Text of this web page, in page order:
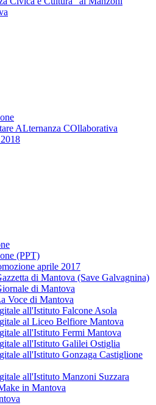
ALternanza COllaborativa
(PPT)
aprile 2017
di Mantova (Save Galvagnina)
di Mantova
Voce di Mantova
all'Istituto Falcone Asola
al Liceo Belfiore Mantova
all'Istituto Fermi Mantova
all'Istituto Galilei Ostiglia
all'Istituto Gonzaga Castiglione
all'Istituto Manzoni Suzzara
in Mantova